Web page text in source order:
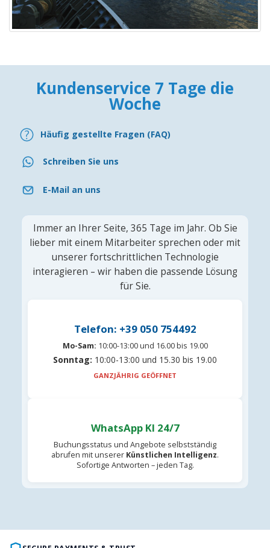
Kundenservice 7 Tage die
Woche
Häufig gestellte Fragen (FAQ)
Schreiben Sie uns
E-Mail an uns
Immer an Ihrer Seite, 365 Tage im Jahr. Ob Sie
lieber mit einem Mitarbeiter sprechen oder mit
unserer fortschrittlichen Technologie
interagieren – wir haben die passende Lösung
für Sie.
Telefon: +39 050 754492
Mo-Sam: 10:00-13:00 und 16.00 bis 19.00
Sonntag: 10:00-13:00 und 15.30 bis 19.00
GANZJÄHRIG GEÖFFNET
WhatsApp KI 24/7
Buchungsstatus und Angebote selbstständig
abrufen mit unserer Künstlichen Intelligenz.
Sofortige Antworten – jeden Tag.